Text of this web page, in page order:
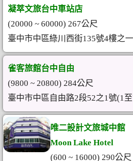
凝萃文旅台中車站店
(20000 ~ 60000) 267公尺
臺中市中區綠川西街135號4樓之
雀客旅館台中自由
(9800 ~ 20800) 284公尺
臺中市中區自由路2段52之1號(1
唯二設計文旅城中館
Moon Lake Hotel
(600 ~ 16000) 290公尺